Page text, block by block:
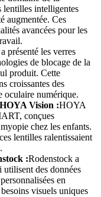
lentilles intelligentes
augmentée. Ces
avancées pour les
présenté les verres
de blocage de la
produit. Cette
croissantes des
oculaire numérique.
Vision :HOYA
conçues
chez les enfants.
lentilles ralentissaient
:Rodenstock a
des données
en
visuels uniques